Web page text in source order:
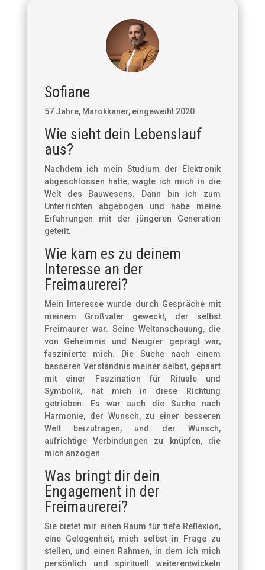
Sofiane
57 Jahre, Marokkaner, eingeweiht 2020
Wie sieht dein Lebenslauf
aus?
Nachdem ich mein Studium der Elektronik
abgeschlossen hatte, wagte ich mich in die
Welt des Bauwesens. Dann bin ich zum
Unterrichten abgebogen und habe meine
Erfahrungen mit der jüngeren Generation
geteilt.
Wie kam es zu deinem
Interesse an der
Freimaurerei?
Mein Interesse wurde durch Gespräche mit
meinem Großvater geweckt, der selbst
Freimaurer war. Seine Weltanschauung, die
von Geheimnis und Neugier geprägt war,
faszinierte mich. Die Suche nach einem
besseren Verständnis meiner selbst, gepaart
mit einer Faszination für Rituale und
Symbolik, hat mich in diese Richtung
getrieben. Es war auch die Suche nach
Harmonie, der Wunsch, zu einer besseren
Welt beizutragen, und der Wunsch,
aufrichtige Verbindungen zu knüpfen, die
mich anzogen.
Was bringt dir dein
Engagement in der
Freimaurerei?
Sie bietet mir einen Raum für tiefe Reflexion,
eine Gelegenheit, mich selbst in Frage zu
stellen, und einen Rahmen, in dem ich mich
persönlich und spirituell weiterentwickeln